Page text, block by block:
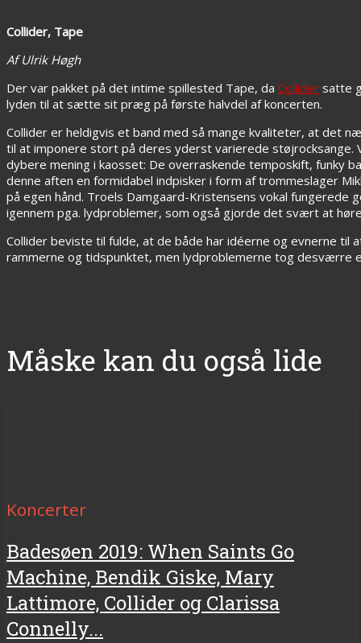
Collider, Tape
Af Ulrik Høgh
Der var pakket på det intime spillested Tape, da Collider satte
lyden til at sætte sit præg på første halvdel af koncerten.
Collider er heldigvis et band med så mange kvaliteter, at det
til at imponere stort på deres yderst varierede støjrocksange.
dybere mening i kaosset: De overraskende temposkift, funky
denne aften en formidabel indpisker i form af trommeslager
på egen hånd. Troels Damgaard-Kristensens vokal
igennem pga. lydproblemer, som også gjorde det svært at
Collider beviste til fulde, at de både har idéerne og evnerne
rammerne og tidspunktet, men lydproblemerne tog desværre
Måske kan du også lide
Koncerter
Badesøen 2019: When Saints Go
Machine, Bendik Giske, Mary
Lattimore, Collider og Clarissa
Connelly...